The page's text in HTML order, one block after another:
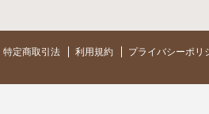
特定商取引法 利用規約 プライバシーポリ